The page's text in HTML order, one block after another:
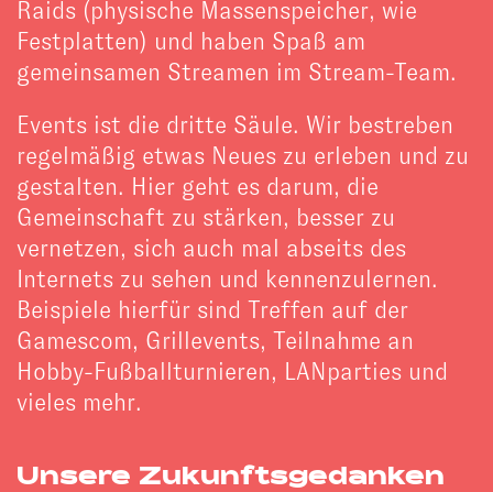
Raids (physische Massenspeicher, wie
Festplatten) und haben Spaß am
gemeinsamen Streamen im Stream-Team.
Events ist die dritte Säule. Wir bestreben
regelmäßig etwas Neues zu erleben und zu
gestalten. Hier geht es darum, die
Gemeinschaft zu stärken, besser zu
vernetzen, sich auch mal abseits des
Internets zu sehen und kennenzulernen.
Beispiele hierfür sind Treffen auf der
Gamescom, Grillevents, Teilnahme an
Hobby-Fußballturnieren, LANparties und
vieles mehr.
Unsere Zukunftsgedanken